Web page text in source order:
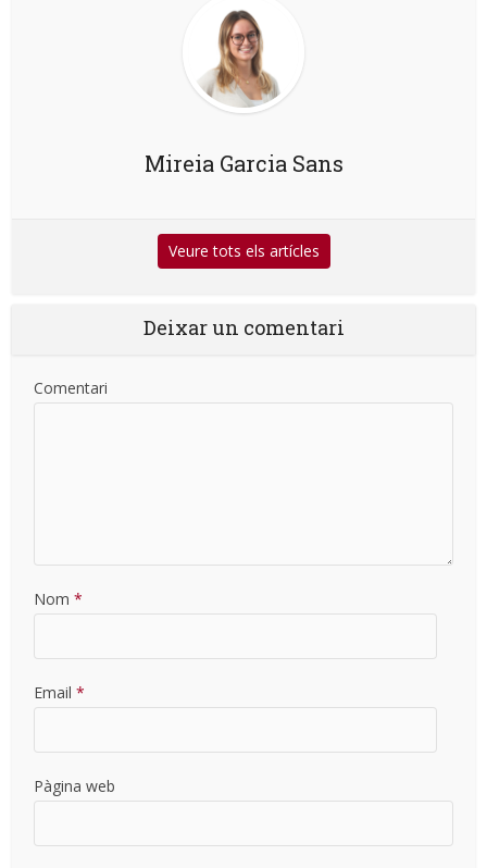
Mireia Garcia Sans
Veure tots els artícles
Deixar un comentari
Comentari
Nom *
Email *
Pàgina web